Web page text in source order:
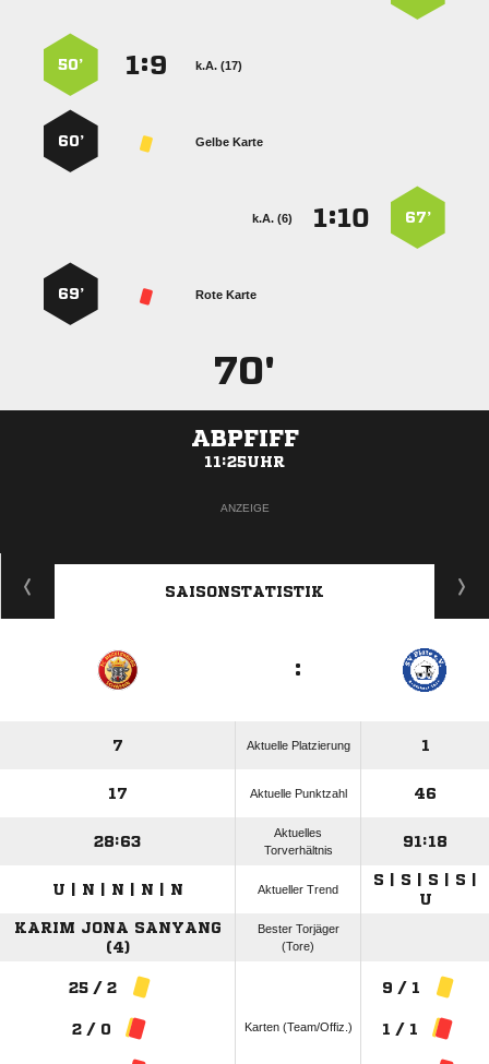
k.A. (17)
:
50’
Gelbe Karte
60’
67’
:
k.A. (6)
Rote Karte
69’
70'
ABPFIFF
11:25UHR
ANZEIGE
SAISONSTATISTIK
:
7 Aktuelle Platzierung 1
17 Aktuelle Punktzahl 46
28:63
Aktuelles
Torverhältnis
91:18
U | N | N | N | N Aktueller Trend
S | S | S | S |
U
KARIM JONA SANYANG
(4)
Bester Torjäger
(Tore)
25 / 2
2 / 0 Karten (Team/Offiz.)
9 / 1
1 / 1